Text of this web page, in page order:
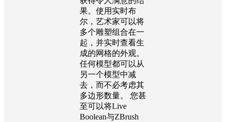
果。使用实时布
尔，艺术家可以将
多个雕塑组合在一
起，并实时查看生
成的网格的外观。
任何模型都可以从
另一个模型中减
去，而不必考虑其
多边形数量。 您甚
至可以将Live
Boolean与ZBrush